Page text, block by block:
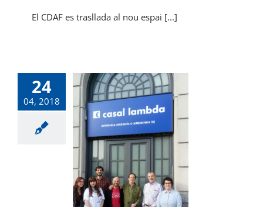
El CDAF es trasllada al nou espai [...]
24
04, 2018